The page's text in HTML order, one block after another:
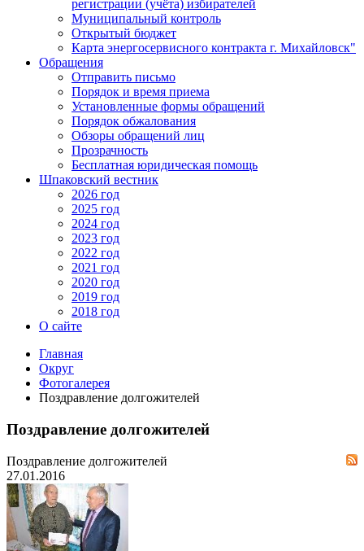
регистрации (учёта) избирателей
Муниципальный контроль
Открытый бюджет
Карта энергосервисного контракта г. Михайловск"
Обращения
Отправить письмо
Порядок и время приема
Установленные формы обращений
Порядок обжалования
Обзоры обращений лиц
Прозрачность
Бесплатная юридическая помощь
Шпаковский вестник
2026 год
2025 год
2024 год
2023 год
2022 год
2021 год
2020 год
2019 год
2018 год
О сайте
Главная
Округ
Фотогалерея
Поздравление долгожителей
Поздравление долгожителей
Поздравление долгожителей
27.01.2016